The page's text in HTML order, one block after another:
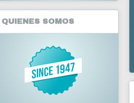
QUIENES SOMOS